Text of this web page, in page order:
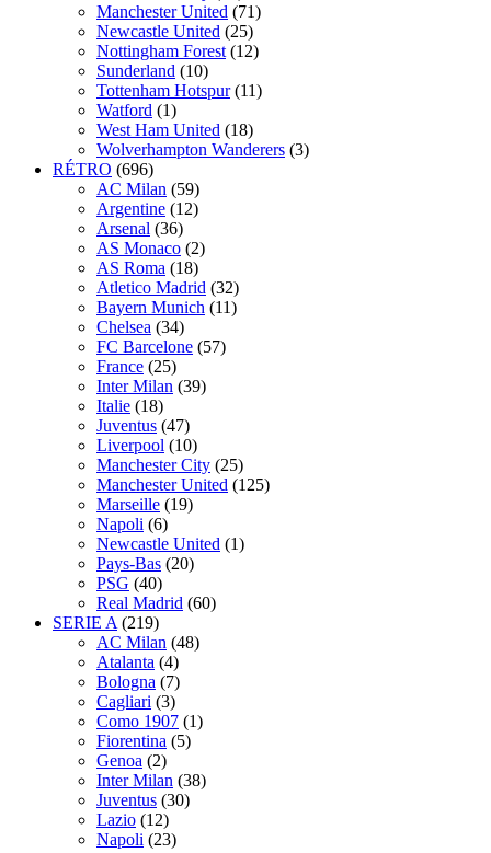
Manchester United (71)
Newcastle United (25)
Nottingham Forest (12)
Sunderland (10)
Tottenham Hotspur (11)
Watford (1)
West Ham United (18)
Wolverhampton Wanderers (3)
RÉTRO (696)
AC Milan (59)
Argentine (12)
Arsenal (36)
AS Monaco (2)
AS Roma (18)
Atletico Madrid (32)
Bayern Munich (11)
Chelsea (34)
FC Barcelone (57)
France (25)
Inter Milan (39)
Italie (18)
Juventus (47)
Liverpool (10)
Manchester City (25)
Manchester United (125)
Marseille (19)
Napoli (6)
Newcastle United (1)
Pays-Bas (20)
PSG (40)
Real Madrid (60)
SERIE A (219)
AC Milan (48)
Atalanta (4)
Bologna (7)
Cagliari (3)
Como 1907 (1)
Fiorentina (5)
Genoa (2)
Inter Milan (38)
Juventus (30)
Lazio (12)
Napoli (23)